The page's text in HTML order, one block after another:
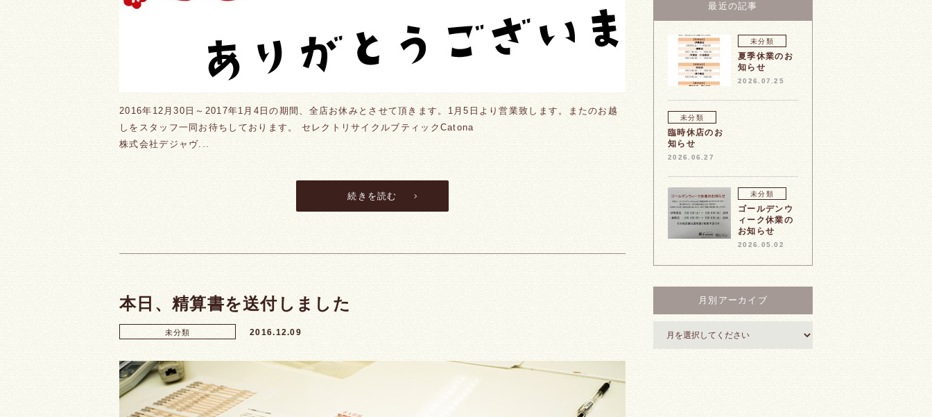
2016年12月30日～2017年1月4日の期間、全店お休みとさせて頂きます。1月5日より営業致します。またのお越
しをスタッフ一同お待ちしております。 セレクトリサイクルブティックCatona
株式会社デジャヴ...
続きを読む
本日、精算書を送付しました
未分類 2016.12.09
最近の記事
未分類
夏季休業のお
知らせ
2026.07.25
未分類
臨時休店のお
知らせ
2026.06.27
未分類
ゴールデンウ
ィーク休業の
お知らせ
2026.05.02
月別アーカイブ